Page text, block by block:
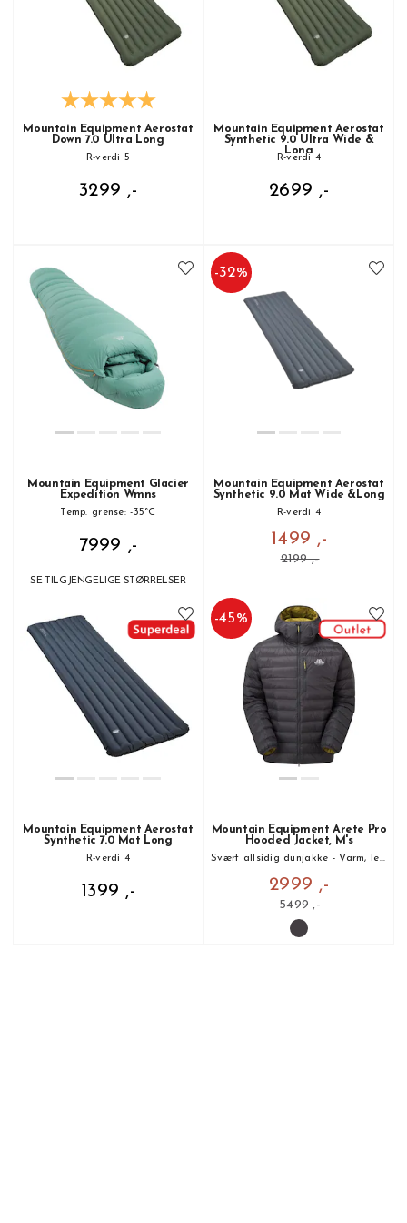
Mountain Equipment Aerostat
Down 7.0 Ultra Long
R-verdi 5
3299 ,-
Mountain Equipment Aerostat
Synthetic 9.0 Ultra Wide &
Long
R-verdi 4
2699 ,-
Mountain Equipment Glacier
Expedition Wmns
Temp. grense: -35°C
7999 ,-
SE TILGJENGELIGE STØRRELSER
-32%
Mountain Equipment Aerostat
Synthetic 9.0 Mat Wide &Long
R-verdi 4
1499 ,-
2199 ,-
Mountain Equipment Aerostat
Synthetic 7.0 Mat Long
R-verdi 4
1399 ,-
-45%
Mountain Equipment Arete Pro
Hooded Jacket, M's
Svært allsidig dunjakke - Varm, lett og pakkbar
2999 ,-
5499 ,-